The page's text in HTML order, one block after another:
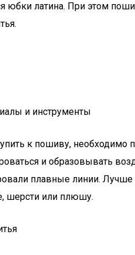
юбки латина. При этом
и инструменты
к пошиву, необходимо
и образовывать
плавные линии. Лучше
шерсти или плюшу.